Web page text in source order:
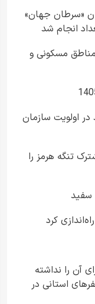
«سرطان جهان»
انجام شد
مسکونی و
در اولویت سازمان
تنگه هرمز را
سفید
آن را نداشته
استانی در